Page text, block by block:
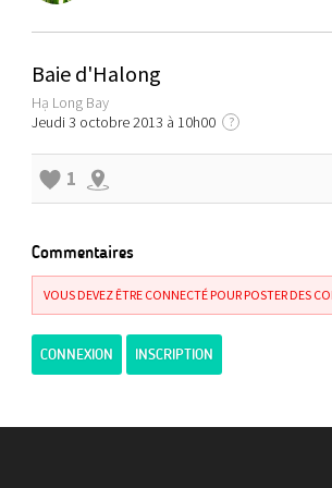
Baie d'Halong
Hạ Long Bay
Jeudi 3 octobre 2013 à 10h00
?
1
Commentaires
VOUS DEVEZ ÊTRE CONNECTÉ POUR POSTER DES
CONNEXION INSCRIPTION